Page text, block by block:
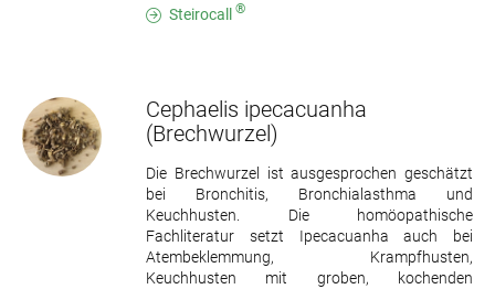
Steirocall ®
Cephaelis ipecacuanha
(Brechwurzel)
Die Brechwurzel ist ausgesprochen geschätzt
bei Bronchitis, Bronchialasthma und
Keuchhusten. Die homöopathische
Fachliteratur setzt Ipecacuanha auch bei
Atembeklemmung, Krampfhusten,
Keuchhusten mit groben, kochenden